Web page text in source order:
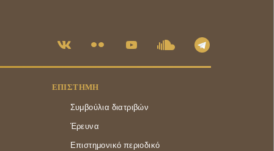
ΕΠΙΣΤΉΜΗ
Συμβούλια διατριβών
Έρευνα
Επιστημονικό περιοδικό